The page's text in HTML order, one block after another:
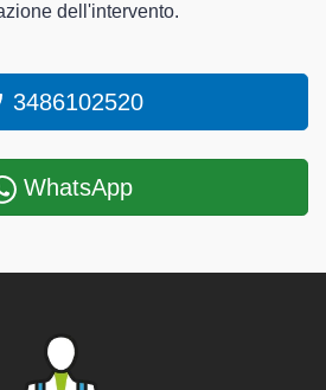
dell'intervento.
3486102520
WhatsApp